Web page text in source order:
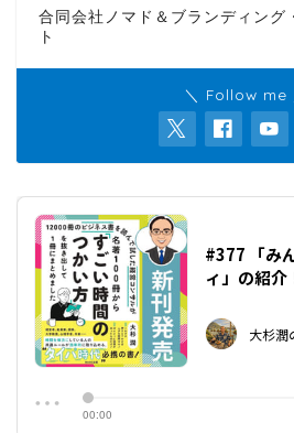
合同会社ノマド＆ブランディング
ト
＼ Follow me